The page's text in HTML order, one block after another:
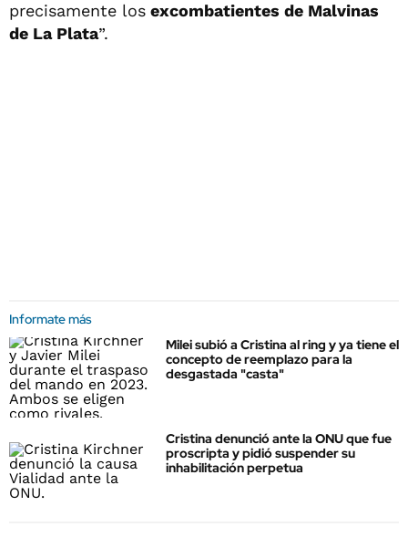
precisamente los excombatientes de Malvinas
de La Plata”.
Informate más
Milei subió a Cristina al ring y ya tiene el
concepto de reemplazo para la
desgastada "casta"
Cristina denunció ante la ONU que fue
proscripta y pidió suspender su
inhabilitación perpetua